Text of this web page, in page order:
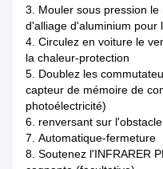
3. Mouler sous pression
d'alliage d'aluminium pour
4. Circulez en voiture le
la chaleur-protection
5. Doublez les
capteur de mémoire de
photoélectricité)
6. renversant sur l'obstacle
7. Automatique-fermeture
8. Soutenez l'INFRARER